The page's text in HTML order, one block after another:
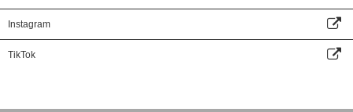
Instagram
TikTok